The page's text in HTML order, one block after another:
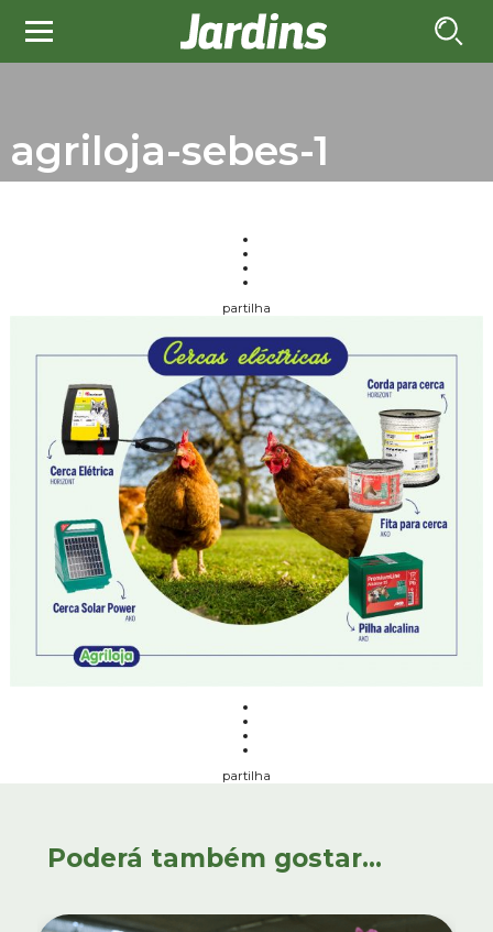
agriloja-sebes-1
partilha
partilha
Poderá também gostar...